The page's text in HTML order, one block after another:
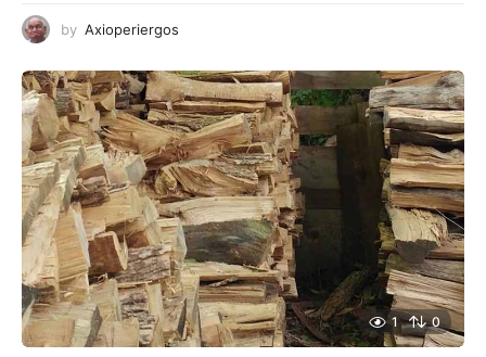
by Axioperiergos
1 0